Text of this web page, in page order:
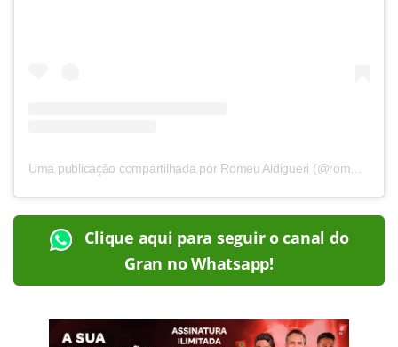
Uma publicação compartilhada por Romeu Aldigueri (@romeualdiguerioficial)
Clique aqui para seguir o canal do
Gran no Whatsapp!